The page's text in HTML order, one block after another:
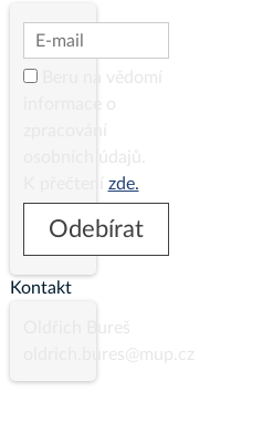
Beru na vědomí
informace o
osobních údajů.
zde.
Kontakt
Oldřich Bureš
oldrich.bures@mup.cz